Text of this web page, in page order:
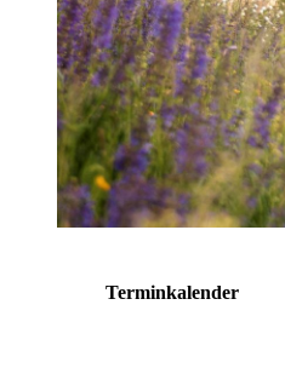
Terminkalender